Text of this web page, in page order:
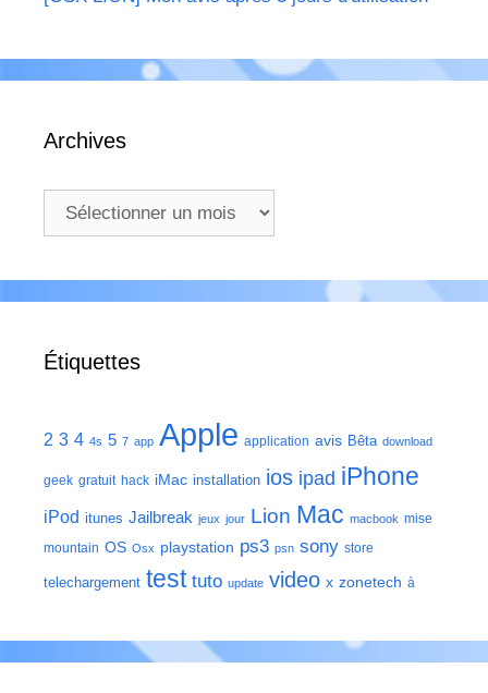
Archives
Archives
Étiquettes
2 3 4 4s 5 7 app Apple application avis Bêta download
geek gratuit hack iMac installation ios ipad iPhone
iPod itunes Jailbreak jeux jour Lion Mac macbook mise
mountain OS Osx playstation ps3 psn sony store
telechargement test tuto update video x zonetech à